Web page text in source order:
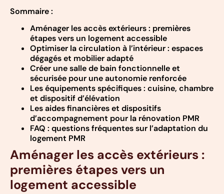
Sommaire :
Aménager les accès extérieurs : premières
étapes vers un logement accessible
Optimiser la circulation à l’intérieur : espaces
dégagés et mobilier adapté
Créer une salle de bain fonctionnelle et
sécurisée pour une autonomie renforcée
Les équipements spécifiques : cuisine, chambre
et dispositif d’élévation
Les aides financières et dispositifs
d’accompagnement pour la rénovation PMR
FAQ : questions fréquentes sur l’adaptation du
logement PMR
Aménager les accès extérieurs :
premières étapes vers un
logement accessible